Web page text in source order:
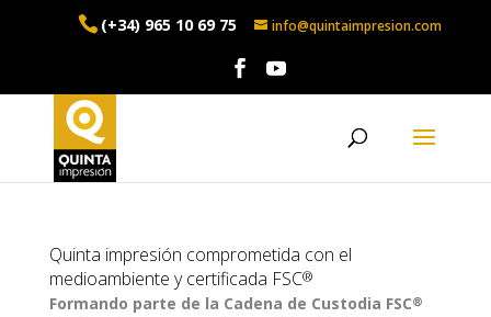
(+34) 965 10 69 75 info@quintaimpresion.com
Quinta impresión comprometida con el
medioambiente y certificada FSC®
Formando parte de la Cadena de Custodia FSC®